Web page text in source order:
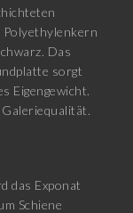
Das
sorgt
Eigengewicht.
das Exponat
Schiene